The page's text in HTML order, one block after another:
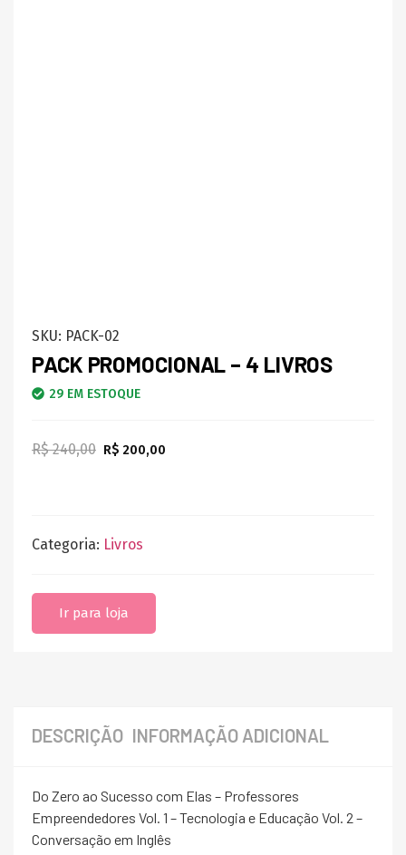
SKU: PACK-02
PACK PROMOCIONAL – 4 LIVROS
29 EM ESTOQUE
R$240,00 R$ 200,00
Categoria: Livros
Ir para loja
DESCRIÇÃO INFORMAÇÃO ADICIONAL
Do Zero ao Sucesso com Elas – Professores
Empreendedores Vol. 1 – Tecnologia e Educação Vol. 2 –
Conversação em Inglês